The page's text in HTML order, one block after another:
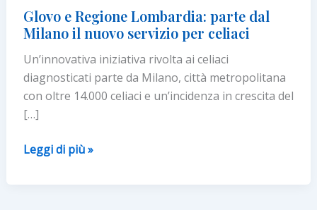
Glovo e Regione Lombardia: parte dal
Milano il nuovo servizio per celiaci
Un’innovativa iniziativa rivolta ai celiaci
diagnosticati parte da Milano, città metropolitana
con oltre 14.000 celiaci e un’incidenza in crescita del
[…]
Glovo
Leggi di più »